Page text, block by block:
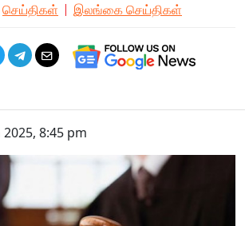
செய்திகள் இலங்கை செய்திகள்
8:45 pm